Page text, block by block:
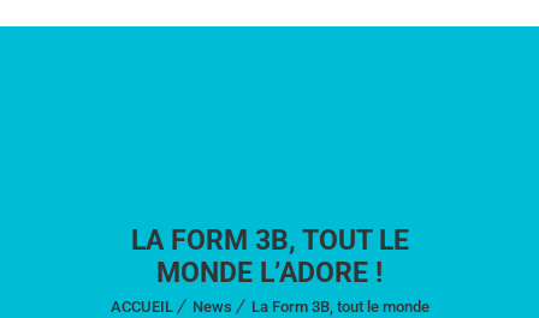
LA FORM 3B, TOUT LE
MONDE L’ADORE !
ACCUEIL News
La Form 3B, tout le monde